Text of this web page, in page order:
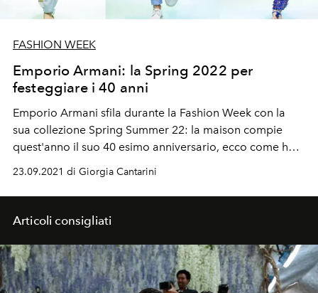
FASHION WEEK
Emporio Armani: la Spring 2022 per
festeggiare i 40 anni
Emporio Armani sfila durante la Fashion Week con la
sua collezione Spring Summer 22: la maison compie
quest'anno il suo 40 esimo anniversario, ecco come ha
festeggiato
23.09.2021 di Giorgia Cantarini
Articoli consigliati